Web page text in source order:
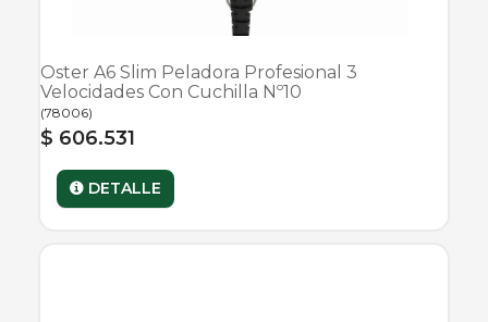
Oster A6 Slim Peladora Profesional 3
Velocidades Con Cuchilla Nº10
(78006)
$ 606.531
DETALLE